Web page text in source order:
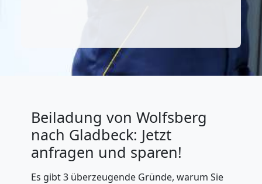
Beiladung von Wolfsberg
nach Gladbeck: Jetzt
anfragen und sparen!
Es gibt 3 überzeugende Gründe, warum Sie